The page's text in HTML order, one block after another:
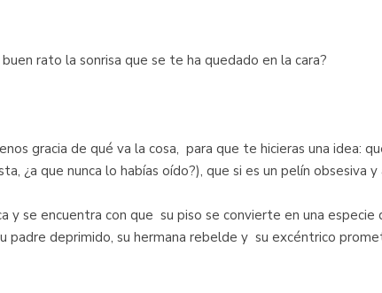
rato la sonrisa que se te ha quedado en la cara?
gracia de qué va la cosa, para que te hicieras una idea:
¿a que nunca lo habías oído?), que si es un pelín obsesiva
y se encuentra con que su piso se convierte en una
padre deprimido, su hermana rebelde y su excéntrico